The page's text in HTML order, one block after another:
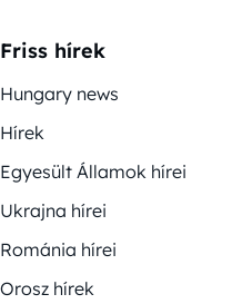
Friss hírek
Hungary news
Hírek
Egyesült Államok hírei
Ukrajna hírei
Románia hírei
Orosz hírek